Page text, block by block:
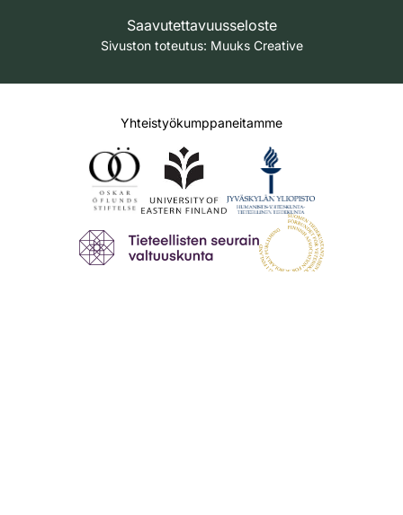
Saavutettavuusseloste
Sivuston toteutus: Muuks Creative
Yhteistyökumppaneitamme